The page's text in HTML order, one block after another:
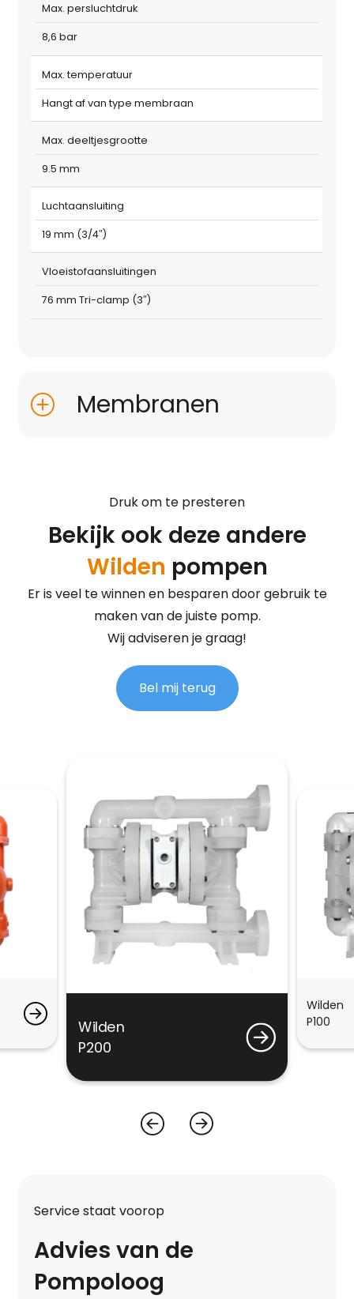
Max. persluchtdruk
8,6 bar
Max. temperatuur
Hangt af van type membraan
Max. deeltjesgrootte
9.5 mm
Luchtaansluiting
19 mm (3/4″)
Vloeistofaansluitingen
76 mm Tri-clamp (3″)
Membranen
Druk om te presteren
Bekijk ook deze andere
Wilden pompen
Er is veel te winnen en besparen door gebruik te
maken van de juiste pomp.
Wij adviseren je graag!
Bel mij terug
Wilden
P200
Wilden
P100
Service staat voorop
Advies van de
Pompoloog